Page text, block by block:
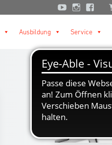
Ausbildung Service